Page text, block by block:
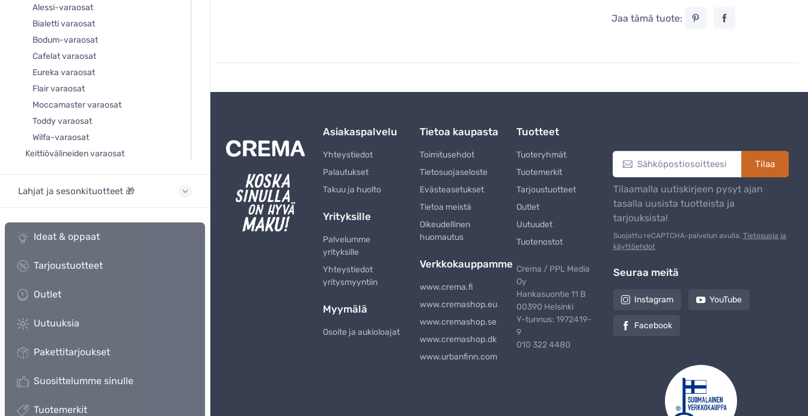
Alessi-varaosat
Bialetti varaosat
Bodum-varaosat
Cafelat varaosat
Eureka varaosat
Flair varaosat
Moccamaster varaosat
Toddy varaosat
Wilfa-varaosat
Keittiövälineiden varaosat
Lahjat ja sesonkituotteet 🎁
Ideat & oppaat
Tarjoustuotteet
Outlet
Uutuuksia
Pakettitarjoukset
Suosittelumme sinulle
Tuotemerkit
Jaa tämä tuote:
Asiakaspalvelu
Yhteystiedot
Palautukset
Takuu ja huolto
Yrityksille
Palvelumme
yrityksille
Yhteystiedot
yritysmyyntiin
Myymälä
Osoite ja aukioloajat
Tietoa kaupasta
Toimitusehdot
Tietosuojaseloste
Evästeasetukset
Tietoa meistä
Oikeudellinen
huomautus
Verkkokauppamme
www.crema.fi
www.cremashop.eu
www.cremashop.se
www.cremashop.dk
www.urbanfinn.com
Tuotteet
Tuoteryhmät
Tuotemerkit
Tarjoustuotteet
Outlet
Uutuudet
Tuotenostot
Crema / PPL Media
Oy
Hankasuontie 11 B
00390 Helsinki
Y-tunnus: 1972419-
9
010 322 4480
Tilaa
Tilaamalla uutiskirjeen pysyt ajan
tasalla uusista tuotteista ja
tarjouksista!
Suojattu reCAPTCHA-palvelun avulla. Tietosuoja ja
käyttöehdot
Seuraa meitä
Instagram YouTube
Facebook